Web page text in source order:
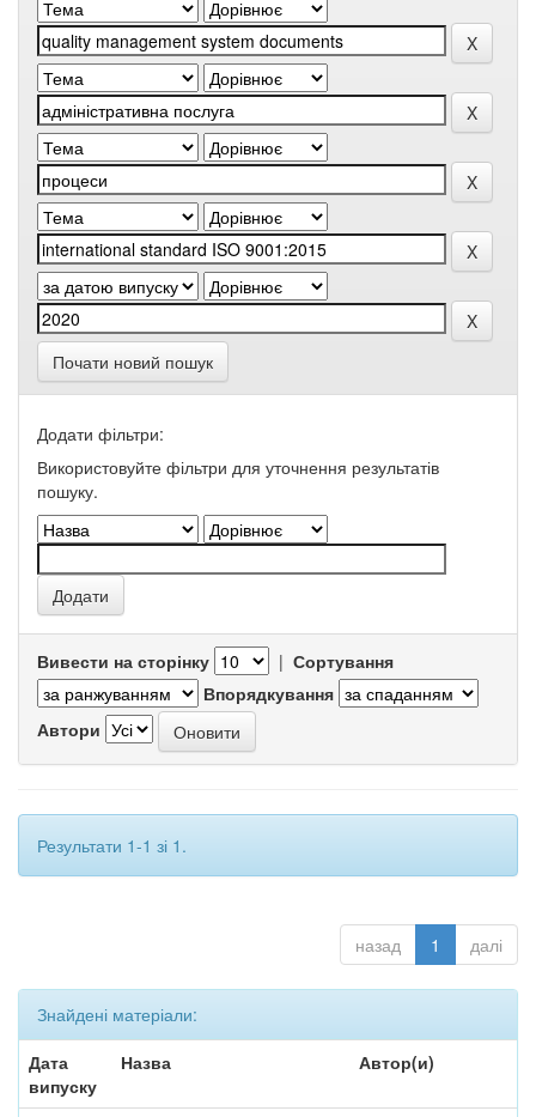
Почати новий пошук
Додати фільтри:
Використовуйте фільтри для уточнення результатів
пошуку.
Вивести на сторінку | Сортування
Впорядкування
Автори
Результати 1-1 зі 1.
назад 1 далі
Знайдені матеріали:
Дата
випуску
Назва Автор(и)